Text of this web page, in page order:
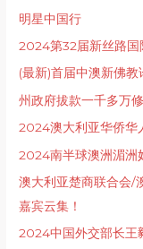
明星中国行
2024第32届新丝路国
(最新)首届中澳新佛
州政府拔款一千多万
2024澳大利亚华侨华
2024南半球澳洲湄洲
澳大利亚楚商联合会/
嘉宾云集！
2024中国外交部长王